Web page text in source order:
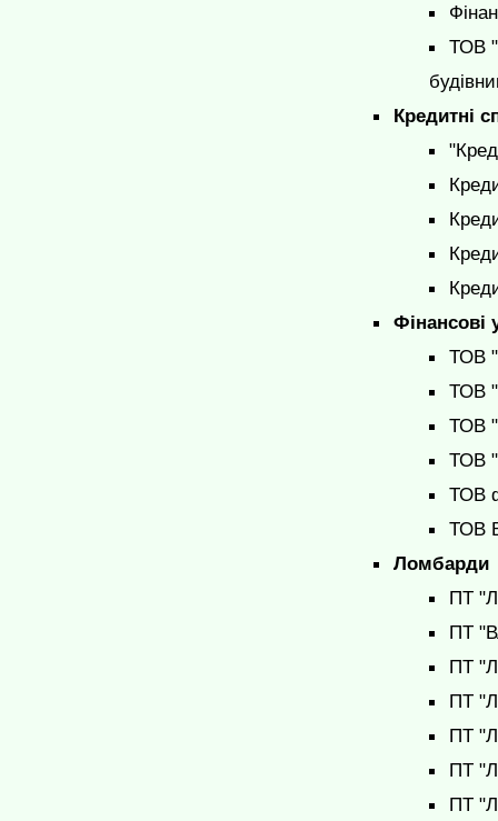
ТОВ
Кредитні
Фінансові
ТОВ
ТОВ
ТОВ
ТОВ
ТОВ
ТОВ
Ломбарди
ПТ
ПТ
ПТ
ПТ
ПТ
ПТ
ПТ